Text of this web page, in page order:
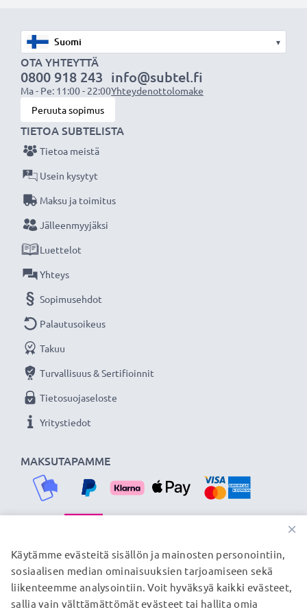
Valitse CELLONIC, etkä tingi laadusta. Tilaa nyt!
▾
OTA YHTEYTTÄ
0800 918 243
Ma - Pe: 11:00 - 22:00
info@subtel.fi
Yhteydenottolomake
Peruuta sopimus
MAKSUTAPAMME
TIETOA SUBTELISTA
Tietoa meistä
Usein kysytyt
Maksu ja toimitus
Jälleenmyyjäksi
Luettelot
Yhteys
Sopimusehdot
Palautusoikeus
Takuu
Turvallisuus & Sertifioinnit
Tietosuojaseloste
Yritystiedot
TOIMITUSKUMPPANIMME
© subtel.fi 2026
×
Käytämme evästeitä sisällön ja mainosten personointiin,
sosiaalisen median ominaisuuksien tarjoamiseen sekä
liikenteemme analysointiin. Voit hyväksyä kaikki evästeet,
sallia vain välttämättömät evästeet tai hallita omia